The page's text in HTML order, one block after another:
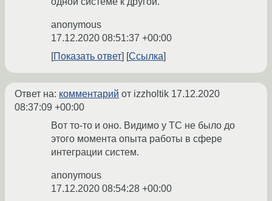
anonymous
17.12.2020 08:51:37 +00:00
Показать ответ
Ссылка
Ответ на: комментарий от izzholtik 17.12.2020
08:37:09 +00:00
Вот то-то и оно. Видимо у ТС не было до
этого момента опыта работы в сфере
интеграции систем.
anonymous
17.12.2020 08:54:28 +00:00